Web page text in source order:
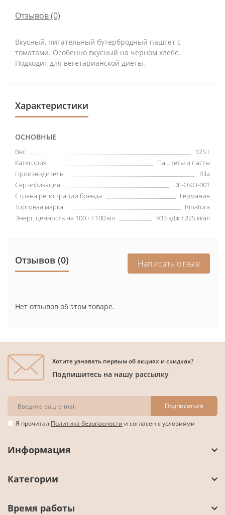
Отзывов (0)
Вкусный, питательный бутербродный паштет с
томатами. Особенно вкусный на черном хлебе.
Подходит для вегетарианской диеты.
Характеристики
ОСНОВНЫЕ
Вес
125 г
Категория
Паштеты и пасты
Производитель
Rila
Сертификация
DE-OKO-001
Страна регистрации бренда
Германия
Торговая марка
Rinatura
Энерг. ценность на 100 г / 100 мл
933 кДж / 225 ккал
Отзывов (0) Написать отзыв
Нет отзывов об этом товаре.
Хотите узнавать первым об акциях и скидках?
Подпишитесь на нашу рассылку
Подписаться
Я прочитал Политика безопасности и согласен с условиями
Информация
Категории
Время работы